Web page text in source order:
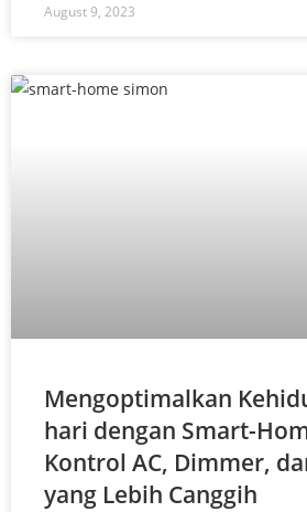
August 9, 2023
Mengoptimalkan
hari dengan Smart-
Kontrol AC, Dimmer,
yang Lebih Canggih